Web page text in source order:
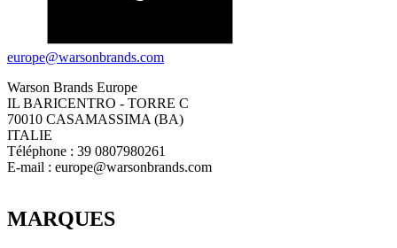
europe@warsonbrands.com
Warson Brands Europe
IL BARICENTRO - TORRE C
70010 CASAMASSIMA (BA)
ITALIE
Téléphone : 39 0807980261
E-mail : europe@warsonbrands.com
MARQUES